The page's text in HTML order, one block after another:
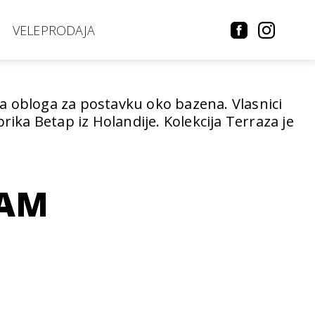
VELEPRODAJA
obloga za postavku oko bazena. Vlasnici
Betap iz Holandije. Kolekcija Terraza je